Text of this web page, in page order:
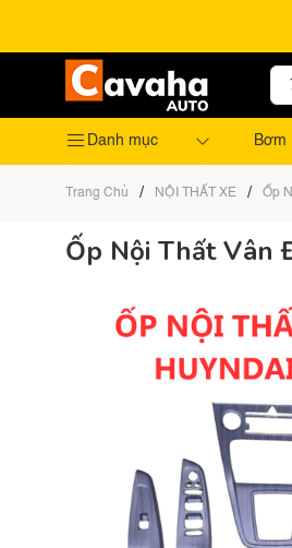
Danh mục Bơm
Trang Chủ / NỘI THẤT XE / Ốp
Ốp Nội Thất Vân